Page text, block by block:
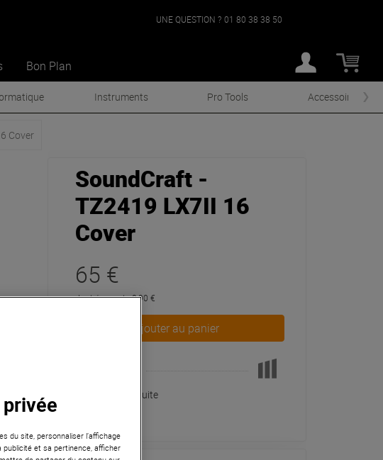
Bon Plan
UNE QUESTION ? 01 80 38 38 50
Instruments Pro Tools Accessoires
Cover
SoundCraft -
TZ2419 LX7II 16
Cover
65 €
dont éco-part : 0,90 €
Ajouter au panier
Livraison Gratuite
du site, personnaliser l’affichage
et sa pertinence, afficher